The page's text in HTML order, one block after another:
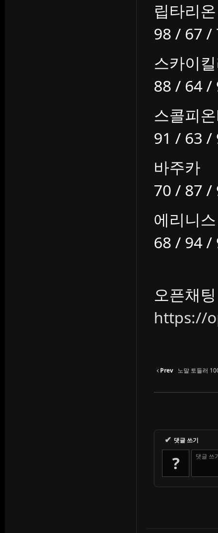
립타리온
98 / 67 /
스카이
88 / 64 /
스콜피
91 / 63 /
바주카
70 / 87 /
에리니스
68 / 94 /
오픈채팅
https://
Prev 노말 토들러
✔ 댓글 쓰기
? 댓글 쓰